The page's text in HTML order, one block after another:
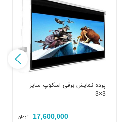
پرده نمایش برقی اسکوپ سایز
3×3
17,600,000 تومان